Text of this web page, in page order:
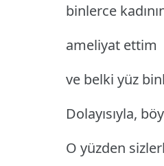
binlerce
ameliyat ettim
ve belki yüz
Dolayısıyla,
O yüzden